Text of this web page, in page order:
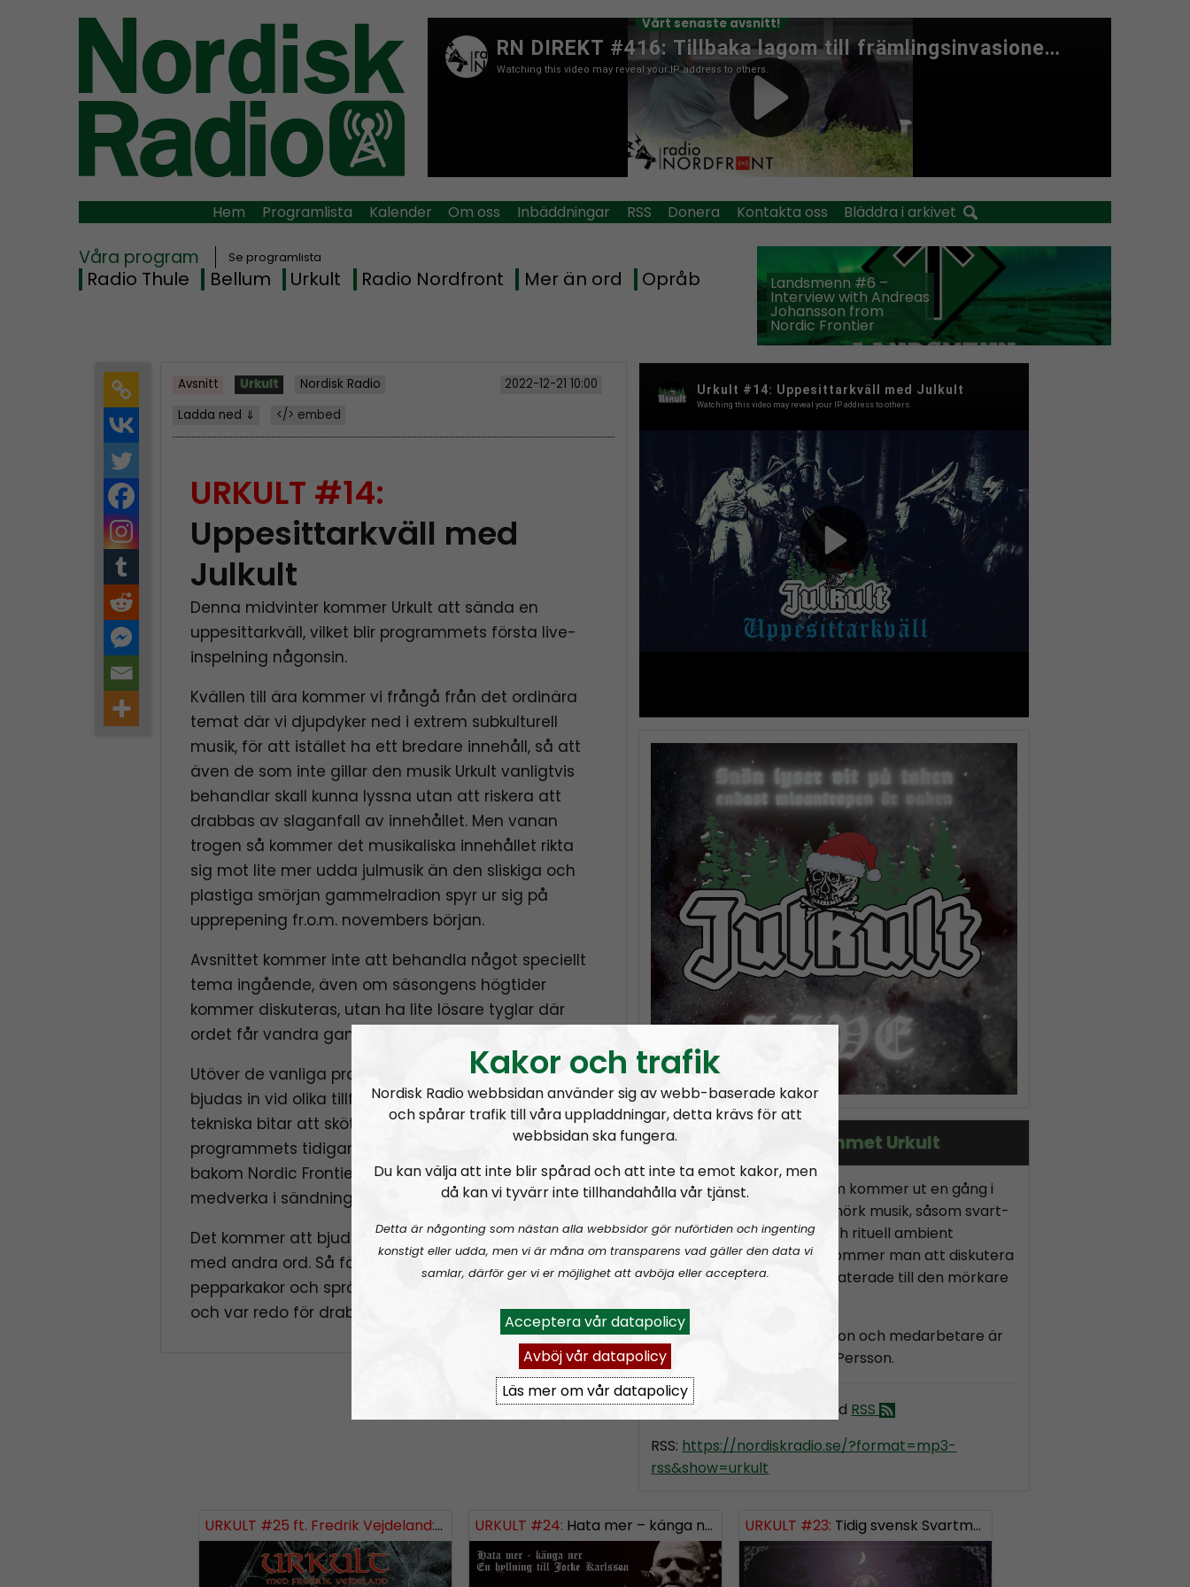
Vårt senaste avsnitt!
Hem Programlista Kalender Om oss Inbäddningar RSS Donera Kontakta oss Bläddra i arkivet
Våra program Se programlista
Radio Thule Bellum Urkult Radio Nordfront Mer än ord Opråb Landsmenn #6 –
Interview with Andreas
Johansson from
Nordic Frontier
Avsnitt Urkult Nordisk Radio
2022-12-21 10:00
Ladda ned ⇓
</> embed
URKULT #14:
Uppesittarkväll med
Julkult
Denna midvinter kommer Urkult att sända en
uppesittarkväll, vilket blir programmets första live-
inspelning någonsin.
Kvällen till ära kommer vi frångå från det ordinära
temat där vi djupdyker ned i extrem subkulturell
musik, för att istället ha ett bredare innehåll, så att
även de som inte gillar den musik Urkult vanligtvis
behandlar skall kunna lyssna utan att riskera att
drabbas av slaganfall av innehållet. Men vanan
trogen så kommer det musikaliska innehållet rikta
sig mot lite mer udda julmusik än den sliskiga och
plastiga smörjan gammelradion spyr ur sig på
upprepening fr.o.m. novembers början.
Avsnittet kommer inte att behandla något speciellt
tema ingående, även om säsongens högtider
kommer diskuteras, utan ha lite lösare tyglar där
ordet får vandra ganska fritt.
Utöver de vanliga pratmakarna så kommer gäster
bjudas in vid olika tillfällen och live-sändningens
tekniska bitar att skötas av Andreas Holmvall,
programmets tidigare producent och mannen
bakom Nordic Frontier, som också kommer att
medverka i sändningen.
Det kommer att bjudas på en hel del smått och gott
med andra ord. Så förskansa er framför radion med
pepparkakor och sprätta upp en julmust eller julöl
och var redo för drabbning!
Om programmet Urkult
Urkult är en kulturpodd som kommer ut en gång i
månaden. Inriktningen är mörk musik, såsom svart-
och dödsmetall, neofolk och rituell ambient
folkmusik. I programmet kommer man att diskutera
kulturella frågor som är relaterade till den mörkare
Programledare är Ulf Larsson och medarbetare är
Simon Holmqvist och Linus Persson.
Prenumerera på Urkult med RSS
RSS: https://nordiskradio.se/?format=mp3-
rss&show=urkult
URKULT #25 ft. Fredrik Vejdeland:
Hail and kill – en hyllning till Manowar
URKULT #24: Hata mer – känga ner: en hyllning till Jocke Karlsson URKULT #23: Tidig svensk Svartmetall
Kakor och trafik
Nordisk Radio webbsidan använder sig av webb-baserade kakor
och spårar trafik till våra uppladdningar, detta krävs för att
webbsidan ska fungera.
Du kan välja att inte blir spårad och att inte ta emot kakor, men
då kan vi tyvärr inte tillhandahålla vår tjänst.
Detta är någonting som nästan alla webbsidor gör nuförtiden och ingenting
konstigt eller udda, men vi är måna om transparens vad gäller den data vi
samlar, därför ger vi er möjlighet att avböja eller acceptera.
Acceptera vår datapolicy
Avböj vår datapolicy
Läs mer om vår datapolicy